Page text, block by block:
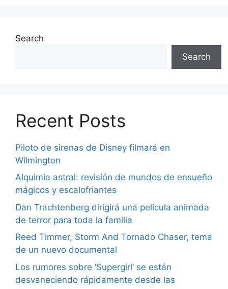
Search
Search
Recent Posts
Piloto de sirenas de Disney filmará en
Wilmington
Alquimia astral: revisión de mundos de ensueño
mágicos y escalofriantes
Dan Trachtenberg dirigirá una película animada
de terror para toda la familia
Reed Timmer, Storm And Tornado Chaser, tema
de un nuevo documental
Los rumores sobre ‘Supergirl’ se están
desvaneciendo rápidamente desde las